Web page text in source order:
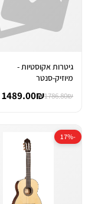
גיטרות אקוסטיות -
מיוזיק-סנטר
1786.80₪
1489.00₪
-17%